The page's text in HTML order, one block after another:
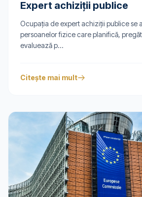
Expert achiziții publice
Ocupația de expert achiziții publice se
persoanelor fizice care planifică,
evaluează p...
Citește mai mult